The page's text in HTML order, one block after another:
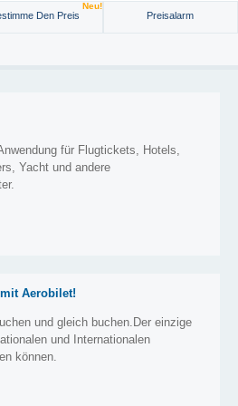
Den Preis
Neu!
Preisalarm
für Flugtickets, Hotels,
Yacht und andere
Aerobilet!
und gleich buchen.Der einzige
und Internationalen
können.